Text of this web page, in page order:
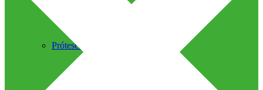
Próteses Faciais